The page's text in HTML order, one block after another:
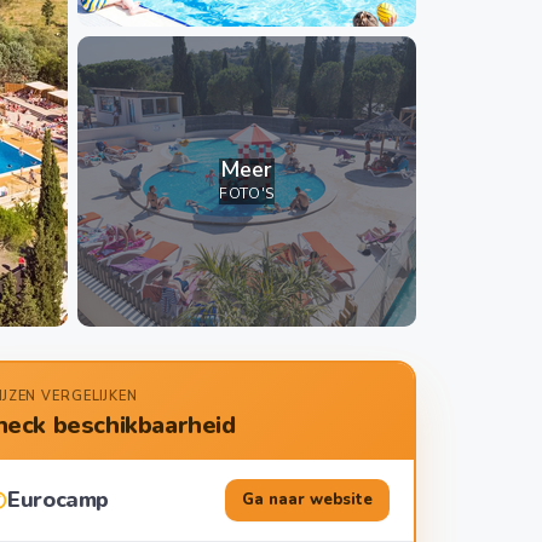
Meer
FOTO'S
VERGELIJKEN
beschikbaarheid
Eurocamp Ga naar website